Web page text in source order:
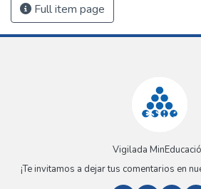
Full item page
Vigilada
¡Te invitamos a dejar tus comentarios en